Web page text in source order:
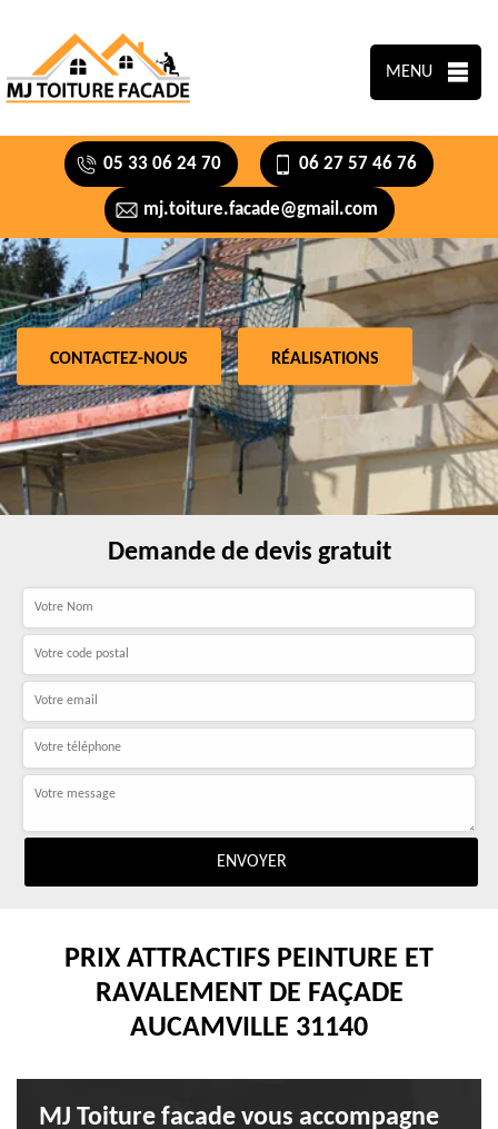
MENU
05 33 06 24 70 06 27 57 46 76
mj.toiture.facade@gmail.com
CONTACTEZ-NOUS RÉALISATIONS
Demande de devis gratuit
PRIX ATTRACTIFS PEINTURE ET
RAVALEMENT DE FAÇADE
AUCAMVILLE 31140
MJ Toiture facade vous accompagne